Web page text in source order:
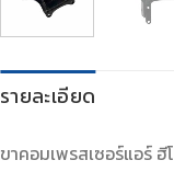
รายละเอียด
ขาคอมเพรสเซอร์แอร์